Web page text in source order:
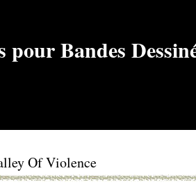
Of Violence